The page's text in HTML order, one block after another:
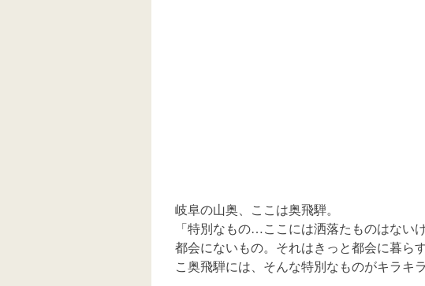
岐阜の山奥、ここは奥飛騨。
「特別なもの…ここには洒落たものはない
都会にないもの。それはきっと都会に暮ら
こ奥飛騨には、そんな特別なものがキラキ